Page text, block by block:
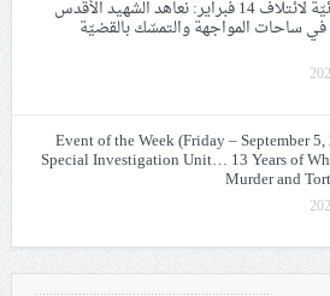
الهيئة النسائيّة لائتلاف 14 فبراير: نعاهد الشهيد الأقدس
في ساحات المواجهة والتمسّك بالقضيّة
Event of the Week (Friday – September
Special Investigation Unit… 13 Years of
Murder and